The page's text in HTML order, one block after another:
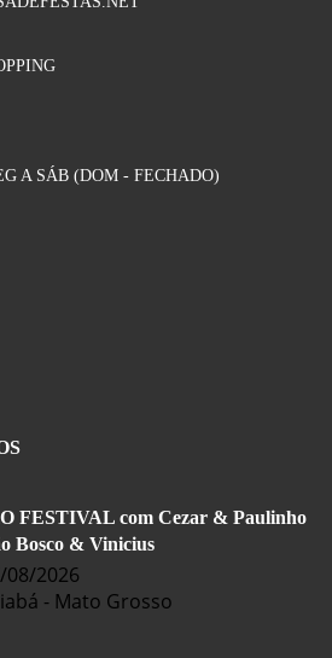
A SÁB (DOM - FECHADO)
FESTIVAL com Cezar & Paulinho
Bosco & Vinicius
08/2026
- Mato Grosso